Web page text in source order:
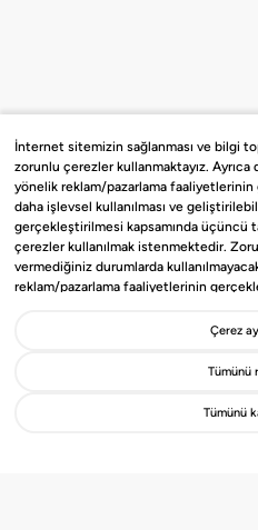
olmak
İnternet sitemizin sağlanması ve bilgi
zorunlu çerezler kullanmaktayız.
yönelik reklam/pazarlama
daha işlevsel kullanılması ve
gerçekleştirilmesi kapsamında üçüncü
çerezler kullanılmak istenmektedir.
vermediğiniz durumlarda
reklam/pazarlama faaliyetlerinin
tercihlerinizin siteye tekrar girdiğinizde
ayarlarını düzenlemek istiyorsanız “
haklarına ilişkin detaylı bilgiler için
Çerez
Tümünü
Tümünü